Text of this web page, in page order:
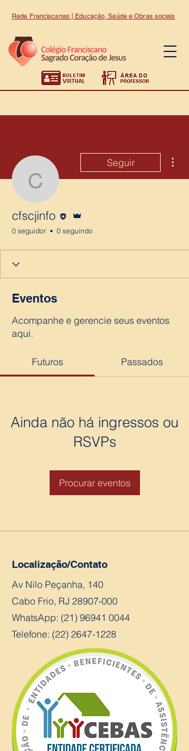
Rede Franciscanas | Educação, Saúde e Obras sociais
cfscjinfo
Seguir
cfscjinfo
0 seguidor 0 seguindo
Eventos
Acompanhe e gerencie seus eventos
aqui.
Futuros Passados
Ainda não há ingressos ou
RSVPs
Procurar eventos
Localização/Contato
Av Nilo Peçanha, 140
Cabo Frio, RJ 28907-000
WhatsApp: (21) 96941 0044
Telefone: (22) 2647-1228